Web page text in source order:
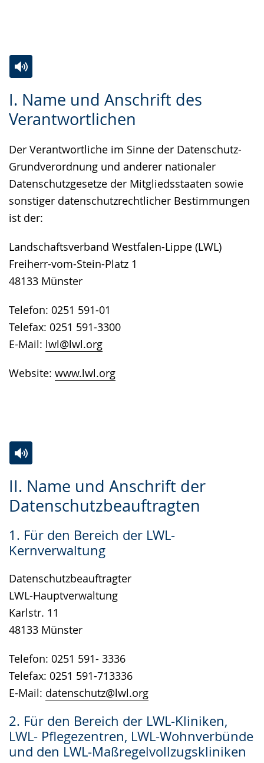
angezeigt.
I. Name und Anschrift des
Verantwortlichen
Der Verantwortliche im Sinne der Datenschutz-
Grundverordnung und anderer nationaler
Datenschutzgesetze der Mitgliedsstaaten sowie
sonstiger datenschutzrechtlicher Bestimmungen
ist der:
Landschaftsverband Westfalen-Lippe (LWL)
Freiherr-vom-Stein-Platz 1
48133 Münster
Telefon: 0251 591-01
Telefax: 0251 591-3300
E-Mail: lwl@lwl.org
Website: www.lwl.org
Leichten
Sprache
Audio-
Unterstützung.
Video
in
Gebärdensprache
wird
angezeigt.
II. Name und Anschrift der
Datenschutzbeauftragten
1. Für den Bereich der LWL-
Kernverwaltung
Datenschutzbeauftragter
LWL-Hauptverwaltung
Karlstr. 11
48133 Münster
Telefon: 0251 591- 3336
Telefax: 0251 591-713336
E-Mail: datenschutz@lwl.org
2. Für den Bereich der LWL-Kliniken,
LWL- Pflegezentren, LWL-Wohnverbünde
und den LWL-Maßregelvollzugskliniken
Leichten
Sprache
Audio-
Unterstützung.
Video
in
Gebärdensprache
wird
angezeigt.